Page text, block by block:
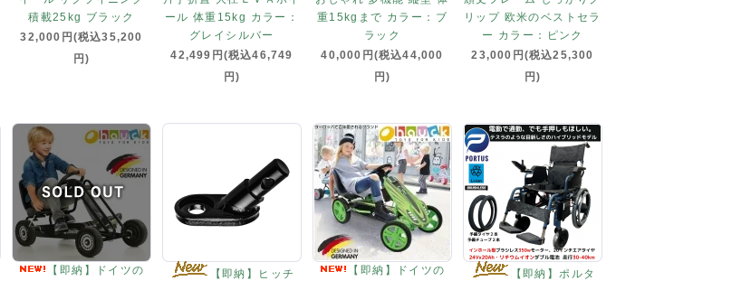
積載25kg ブラック
32,000円(税込35,200
円)
ール 体重15kg カラー：
グレイシルバー
42,499円(税込46,749
円)
重15kgまで カラー：ブ
ラック
40,000円(税込44,000
円)
リップ 欧米のベストセラ
ー カラー：ピンク
23,000円(税込25,300
円)
【即納】ドイツの
【即納】ヒッチ
【即納】ドイツの
【即納】ポルタ